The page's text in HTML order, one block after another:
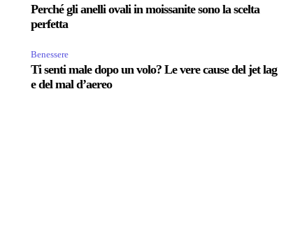
Perché gli anelli ovali in moissanite sono la scelta
perfetta
Benessere
Ti senti male dopo un volo? Le vere cause del jet lag
e del mal d’aereo